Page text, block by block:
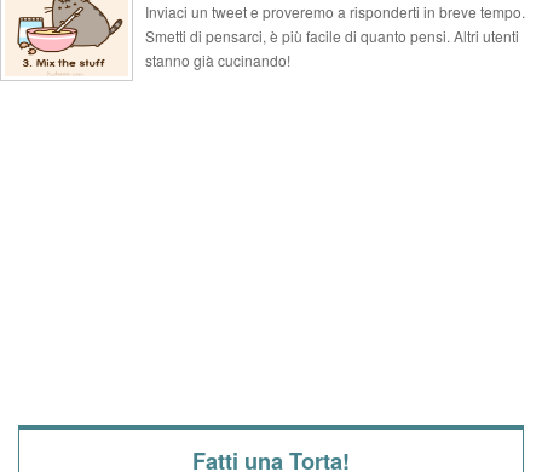
Inviaci un tweet e proveremo a risponderti in breve tempo.
Smetti di pensarci, è più facile di quanto pensi. Altri utenti
stanno già cucinando!
Fatti una Torta!